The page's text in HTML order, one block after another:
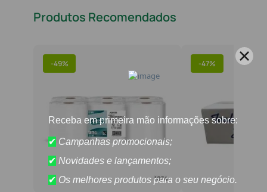
Produtos Recomendados
-49% -47%